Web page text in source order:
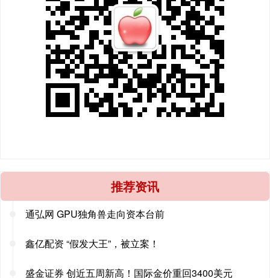
推荐资讯
通弘网 GPU独角兽走向资本台前
鑫亿配资 “假发大王”，被立案！
盛金证券 创近五周新高！国际金价重回3400美元